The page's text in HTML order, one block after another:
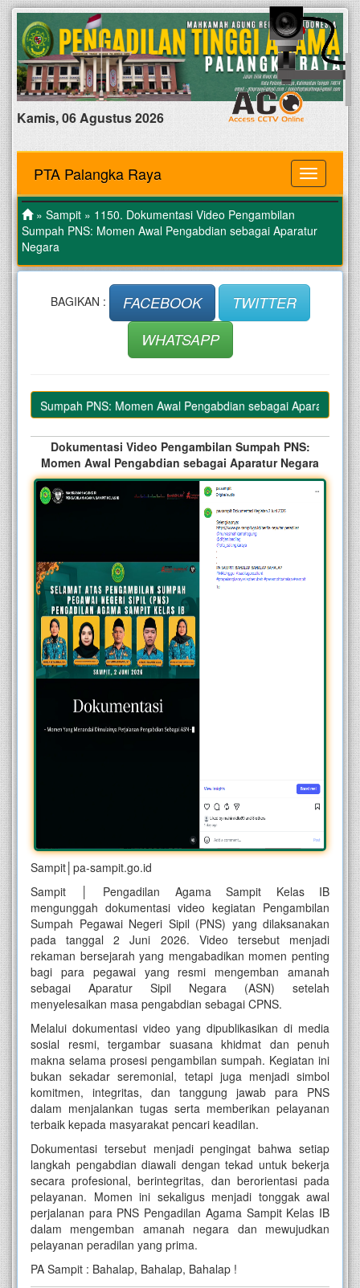
Kamis, 06 Agustus 2026
MENU
PTA Palangka Raya
» Sampit » 1150. Dokumentasi Video Pengambilan
Sumpah PNS: Momen Awal Pengabdian sebagai Aparatur
Negara
BAGIKAN : FACEBOOK
TWITTER
WHATSAPP
Sumpah PNS: Momen Awal Pengabdian sebagai Aparatur
Dokumentasi Video Pengambilan Sumpah PNS:
Momen Awal Pengabdian sebagai Aparatur Negara
Sampit│pa-sampit.go.id
Sampit │ Pengadilan Agama Sampit Kelas IB
mengunggah dokumentasi video kegiatan Pengambilan
Sumpah Pegawai Negeri Sipil (PNS) yang dilaksanakan
pada tanggal 2 Juni 2026. Video tersebut menjadi
rekaman bersejarah yang mengabadikan momen penting
bagi para pegawai yang resmi mengemban amanah
sebagai Aparatur Sipil Negara (ASN) setelah
menyelesaikan masa pengabdian sebagai CPNS.
Melalui dokumentasi video yang dipublikasikan di media
sosial resmi, tergambar suasana khidmat dan penuh
makna selama prosesi pengambilan sumpah. Kegiatan ini
bukan sekadar seremonial, tetapi juga menjadi simbol
komitmen, integritas, dan tanggung jawab para PNS
dalam menjalankan tugas serta memberikan pelayanan
terbaik kepada masyarakat pencari keadilan.
Dokumentasi tersebut menjadi pengingat bahwa setiap
langkah pengabdian diawali dengan tekad untuk bekerja
secara profesional, berintegritas, dan berorientasi pada
pelayanan. Momen ini sekaligus menjadi tonggak awal
perjalanan para PNS Pengadilan Agama Sampit Kelas IB
dalam mengemban amanah negara dan mewujudkan
pelayanan peradilan yang prima.
PA Sampit : Bahalap, Bahalap, Bahalap !